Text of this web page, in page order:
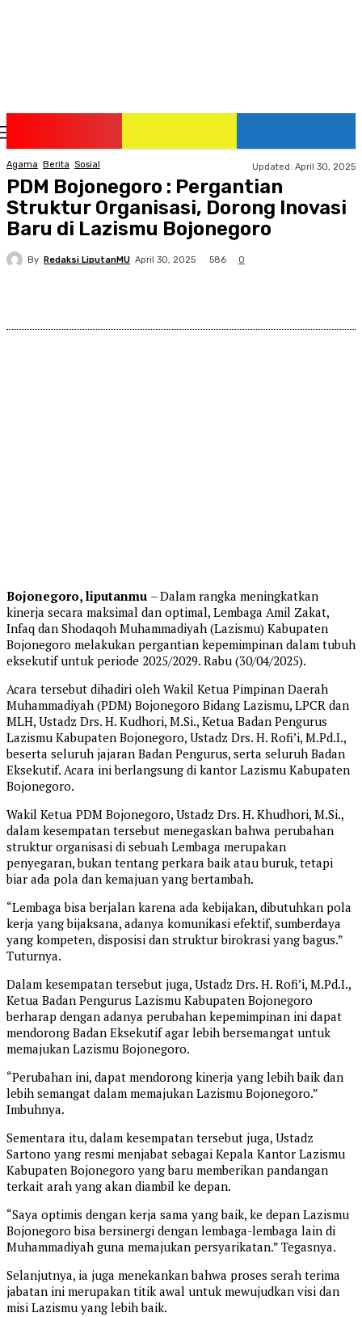
Agama Berita Sosial Updated: April 30, 2025
PDM Bojonegoro : Pergantian
Struktur Organisasi, Dorong Inovasi
Baru di Lazismu Bojonegoro
By Redaksi LiputanMU April 30, 2025 586 0
Bojonegoro, liputanmu – Dalam rangka meningkatkan
kinerja secara maksimal dan optimal, Lembaga Amil Zakat,
Infaq dan Shodaqoh Muhammadiyah (Lazismu) Kabupaten
Bojonegoro melakukan pergantian kepemimpinan dalam tubuh
eksekutif untuk periode 2025/2029. Rabu (30/04/2025).
Acara tersebut dihadiri oleh Wakil Ketua Pimpinan Daerah
Muhammadiyah (PDM) Bojonegoro Bidang Lazismu, LPCR dan
MLH, Ustadz Drs. H. Kudhori, M.Si., Ketua Badan Pengurus
Lazismu Kabupaten Bojonegoro, Ustadz Drs. H. Rofi’i, M.Pd.I.,
beserta seluruh jajaran Badan Pengurus, serta seluruh Badan
Eksekutif. Acara ini berlangsung di kantor Lazismu Kabupaten
Bojonegoro.
Wakil Ketua PDM Bojonegoro, Ustadz Drs. H. Khudhori, M.Si.,
dalam kesempatan tersebut menegaskan bahwa perubahan
struktur organisasi di sebuah Lembaga merupakan
penyegaran, bukan tentang perkara baik atau buruk, tetapi
biar ada pola dan kemajuan yang bertambah.
“Lembaga bisa berjalan karena ada kebijakan, dibutuhkan pola
kerja yang bijaksana, adanya komunikasi efektif, sumberdaya
yang kompeten, disposisi dan struktur birokrasi yang bagus.”
Tuturnya.
Dalam kesempatan tersebut juga, Ustadz Drs. H. Rofi’i, M.Pd.I.,
Ketua Badan Pengurus Lazismu Kabupaten Bojonegoro
berharap dengan adanya perubahan kepemimpinan ini dapat
mendorong Badan Eksekutif agar lebih bersemangat untuk
memajukan Lazismu Bojonegoro.
“Perubahan ini, dapat mendorong kinerja yang lebih baik dan
lebih semangat dalam memajukan Lazismu Bojonegoro.”
Imbuhnya.
Sementara itu, dalam kesempatan tersebut juga, Ustadz
Sartono yang resmi menjabat sebagai Kepala Kantor Lazismu
Kabupaten Bojonegoro yang baru memberikan pandangan
terkait arah yang akan diambil ke depan.
“Saya optimis dengan kerja sama yang baik, ke depan Lazismu
Bojonegoro bisa bersinergi dengan lembaga-lembaga lain di
Muhammadiyah guna memajukan persyarikatan.” Tegasnya.
Selanjutnya, ia juga menekankan bahwa proses serah terima
jabatan ini merupakan titik awal untuk mewujudkan visi dan
misi Lazismu yang lebih baik.